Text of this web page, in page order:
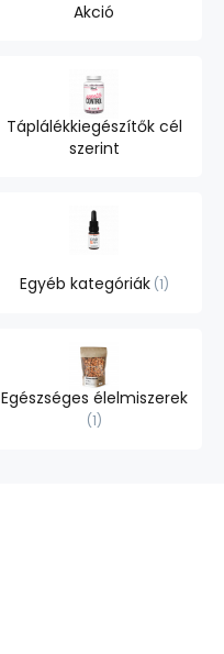
Akció
Táplálékkiegészítők cél
szerint
Egyéb kategóriák 1
Egészséges élelmiszerek
1